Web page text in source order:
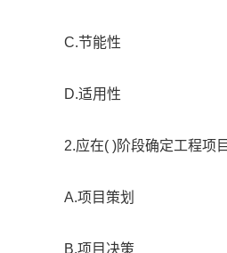
C.节能性
D.适用性
2.应在( )阶段确定工程项
A.项目策划
B.项目决策